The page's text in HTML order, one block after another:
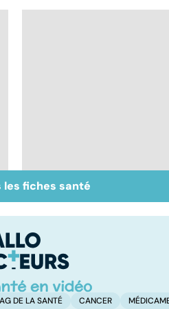
Sels minéraux, oligo-
éléments : quels
fiches santé
DE LA SANTÉ CANCER